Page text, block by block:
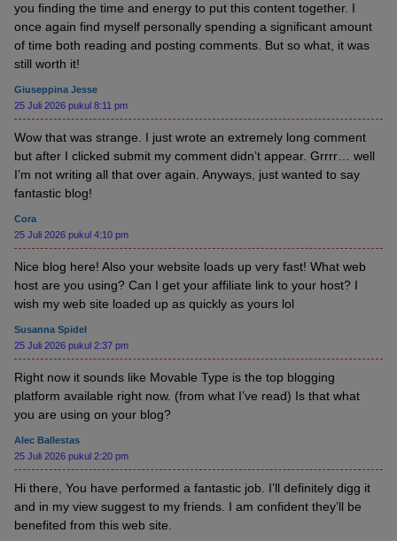
you finding the time and energy to put this content together. I
once again find myself personally spending a significant amount
of time both reading and posting comments. But so what, it was
still worth it!
Giuseppina Jesse
25 Juli 2026 pukul 8:11 pm
Wow that was strange. I just wrote an extremely long comment
but after I clicked submit my comment didn’t appear. Grrrr… well
I’m not writing all that over again. Anyways, just wanted to say
fantastic blog!
Cora
25 Juli 2026 pukul 4:10 pm
Nice blog here! Also your website loads up very fast! What web
host are you using? Can I get your affiliate link to your host? I
wish my web site loaded up as quickly as yours lol
Susanna Spidel
25 Juli 2026 pukul 2:37 pm
Right now it sounds like Movable Type is the top blogging
platform available right now. (from what I’ve read) Is that what
you are using on your blog?
Alec Ballestas
25 Juli 2026 pukul 2:20 pm
Hi there, You have performed a fantastic job. I’ll definitely digg it
and in my view suggest to my friends. I am confident they’ll be
benefited from this web site.